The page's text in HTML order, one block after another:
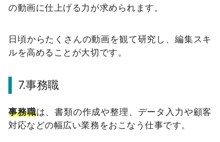
の動画に仕上げる力が求められます。
日頃からたくさんの動画を観て研究し、編集スキ
ルを高めることが大切です。
7.事務職
事務職は、書類の作成や整理、データ入力や顧客
対応などの幅広い業務をおこなう仕事です。